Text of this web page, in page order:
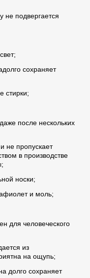
не подвергается
сохраняет
стирки;
после нескольких
не пропускает
в производстве
носки;
и моль;
для человеческого
из
на ощупь;
долго сохраняет